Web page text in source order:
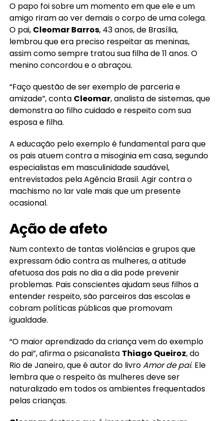
O papo foi sobre um momento em que ele e um
amigo riram ao ver demais o corpo de uma colega.
O pai, Cleomar Barros, 43 anos, de Brasília,
lembrou que era preciso respeitar as meninas,
assim como sempre tratou sua filha de 11 anos. O
menino concordou e o abraçou.
“Faço questão de ser exemplo de parceria e
amizade”, conta Cleomar, analista de sistemas, que
demonstra ao filho cuidado e respeito com sua
esposa e filha.
A educação pelo exemplo é fundamental para que
os pais atuem contra a misoginia em casa, segundo
especialistas em masculinidade saudável,
entrevistados pela Agência Brasil. Agir contra o
machismo no lar vale mais que um presente
ocasional.
Ação de afeto
Num contexto de tantas violências e grupos que
expressam ódio contra as mulheres, a atitude
afetuosa dos pais no dia a dia pode prevenir
problemas. Pais conscientes ajudam seus filhos a
entender respeito, são parceiros das escolas e
cobram políticas públicas que promovam
igualdade.
“O maior aprendizado da criança vem do exemplo
do pai”, afirma o psicanalista Thiago Queiroz, do
Rio de Janeiro, que é autor do livroAmor de pai. Ele
lembra que o respeito às mulheres deve ser
naturalizado em todos os ambientes frequentados
pelas crianças.